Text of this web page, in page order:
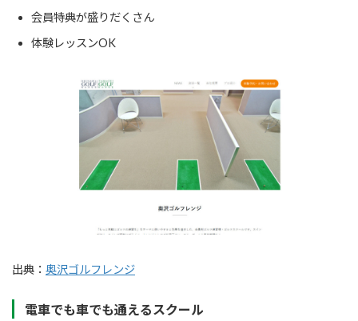
会員特典が盛りだくさん
体験レッスンOK
出典： 奥沢ゴルフレンジ
電車でも車でも通えるスクール